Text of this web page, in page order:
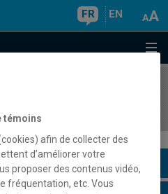
FR EN
témoins
afin de collecter des
d’améliorer votre
proposer des contenus vidéo,
fréquentation, etc. Vous